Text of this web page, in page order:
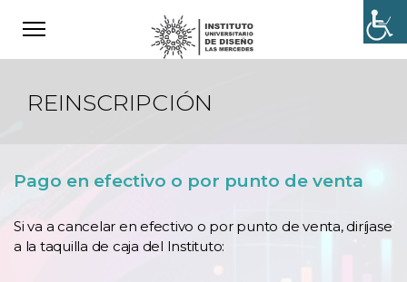
REINSCRIPCIÓN
Pago en efectivo o por punto de venta
Si va a cancelar en efectivo o por punto de venta, diríjase
a la taquilla de caja del Instituto: